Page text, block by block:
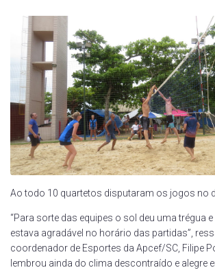
Ao todo 10 quartetos disputaram os jogos no
“Para sorte das equipes o sol deu uma trégua
estava agradável no horário das partidas”,
coordenador de Esportes da Apcef/SC, Filipe
lembrou ainda do clima descontraído e alegre